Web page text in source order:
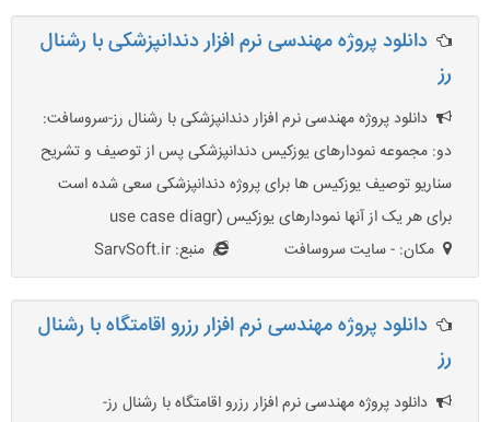
دانلود پروژه مهندسی نرم افزار دندانپزشکی با رشنال
رز
دانلود پروژه مهندسی نرم افزار دندانپزشکی با رشنال رز-سروسافت:
دو: مجموعه نمودارهای یوزکیس دندانپزشکی پس از توصیف و تشریح
سناریو توصیف یوزکیس ها برای پروژه دندانپزشکی سعی شده است
برای هر یک از آنها نمودارهای یوزکیس (use case diagr
مکان: - سایت سروسافت
منبع: SarvSoft.ir
دانلود پروژه مهندسی نرم افزار رزرو اقامتگاه با رشنال
رز
دانلود پروژه مهندسی نرم افزار رزرو اقامتگاه با رشنال رز-